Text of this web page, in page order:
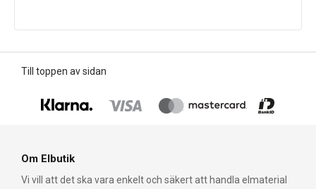
Till toppen av sidan
Om Elbutik
Vi vill att det ska vara enkelt och säkert att handla elmaterial